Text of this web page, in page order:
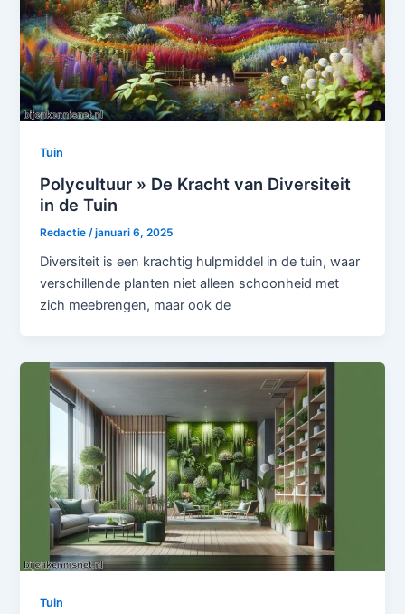
Tuin
Polycultuur » De Kracht van Diversiteit
in de Tuin
Redactie /januari 6, 2025
Diversiteit is een krachtig hulpmiddel in de tuin, waar
verschillende planten niet alleen schoonheid met
zich meebrengen, maar ook de
Tuin